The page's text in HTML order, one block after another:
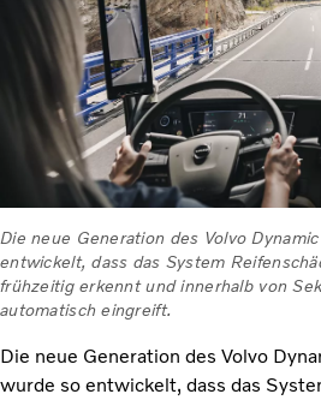
Die neue Generation des Volvo
entwickelt, dass das System
frühzeitig erkennt und innerhalb von
automatisch eingreift.
Die neue Generation des Volvo
wurde so entwickelt, dass das